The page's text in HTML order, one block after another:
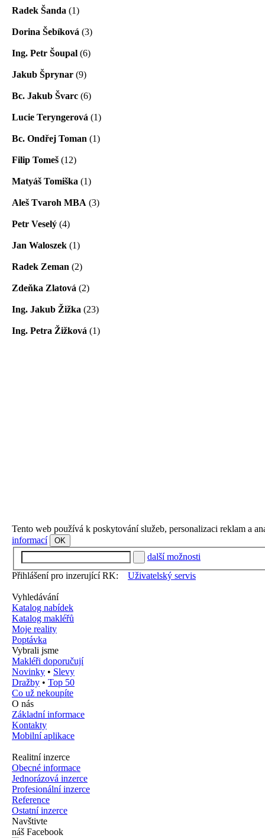
Radek Šanda (1)
Dorina Šebíková (3)
Ing. Petr Šoupal (6)
Jakub Šprynar (9)
Bc. Jakub Švarc (6)
Lucie Teryngerová (1)
Bc. Ondřej Toman (1)
Filip Tomeš (12)
Matyáš Tomiška (1)
Aleš Tvaroh MBA (3)
Petr Veselý (4)
Jan Waloszek (1)
Radek Zeman (2)
Zdeňka Zlatová (2)
Ing. Jakub Žižka (23)
Ing. Petra Žižková (1)
Tento web používá k poskytování služeb, personalizaci reklam a
informací
OK
další možnosti
Přihlášení pro inzerující RK:
Uživatelský servis
Vyhledávání
Katalog nabídek
Katalog makléřů
Moje reality
Poptávka
Vybrali jsme
Makléři doporučují
Novinky • Slevy
Dražby • Top 50
Co už nekoupíte
O nás
Základní informace
Kontakty
Mobilní aplikace
Realitní inzerce
Obecné informace
Jednorázová inzerce
Profesionální inzerce
Reference
Ostatní inzerce
Navštivte
náš Facebook